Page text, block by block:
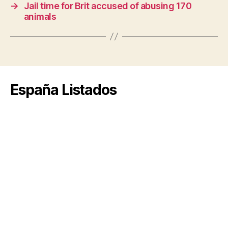
→
Jail time for Brit accused of abusing 170
animals
España Listados